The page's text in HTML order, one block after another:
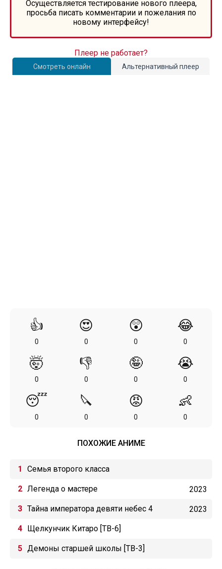
Осуществляется тестирование нового плеера,
просьба писать комментарии и пожелания по
новому интерфейсу!
Смотреть онлайн Альтернативный плеер
Плеер не работает?
👍
0
😍
0
😲
0
😂
0
🤯
0
👎
0
🤪
0
😭
0
😴
0
🔪
0
😡
0
👶
0
ПОХОЖИЕ АНИМЕ
Семья второго класса
Легенда о мастере 2023
Тайна императора девяти небес 4 2023
Щелкунчик Китаро [ТВ-6]
Демоны старшей школы [ТВ-3]